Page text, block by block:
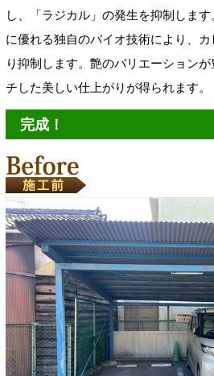
し、「ラジカル」の発生を抑制しま
に優れる独自のバイオ技術により、
り抑制します。艶のバリエーション
チした美しい仕上がりが得られます。
完成！